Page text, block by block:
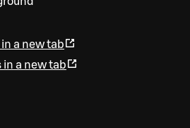
a new tab
in a new tab